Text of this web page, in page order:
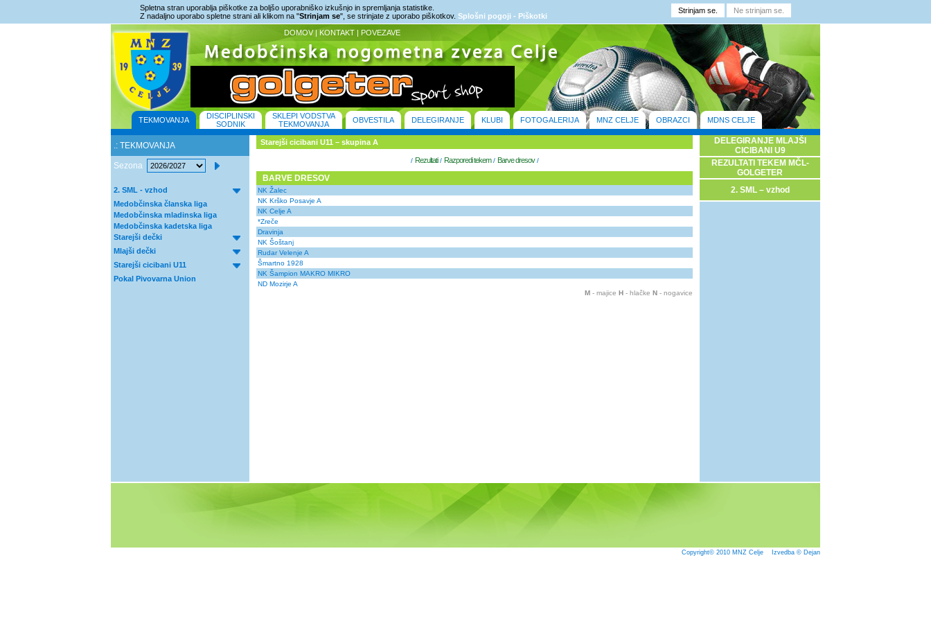
Spletna stran uporablja piškotke za boljšo uporabniško izkušnjo in spremljanja statistike.
Z nadaljno uporabo spletne strani ali klikom na "Strinjam se", se strinjate z uporabo piškotkov. Splošni pogoji - Piškotki
DOMOV | KONTAKT | POVEZAVE
TEKMOVANJA
DISCIPLINSKI
SODNIK
SKLEPI VODSTVA
TEKMOVANJA
OBVESTILA DELEGIRANJE KLUBI FOTOGALERIJA MNZ CELJE OBRAZCI MDNS CELJE
.: TEKMOVANJA
Sezona
2. SML - vzhod
Medobčinska članska liga
Medobčinska mladinska liga
Medobčinska kadetska liga
Starejši dečki
Mlajši dečki
Starejši cicibani U11
Pokal Pivovarna Union
Starejši cicibani U11 – skupina A
/ Rezultati/ Razporedi tekem/ Barve dresov/
BARVE DRESOV
NK Žalec
NK Krško Posavje A
NK Celje A
*Zreče
Dravinja
NK Šoštanj
Rudar Velenje A
Šmartno 1928
NK Šampion MAKRO MIKRO
ND Mozirje A
M - majice H - hlačke N - nogavice
DELEGIRANJE MLAJŠI
CICIBANI U9
REZULTATI TEKEM MČL-
GOLGETER
2. SML – vzhod
Copyright© 2010 MNZ Celje Izvedba © Dejan